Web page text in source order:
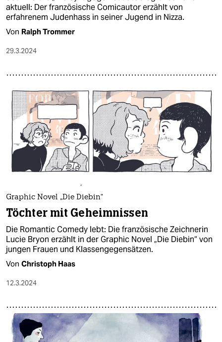
aktuell: Der französische Comicautor erzählt von
erfahrenem Judenhass in seiner Jugend in Nizza.
Von Ralph Trommer
29.3.2024
Graphic Novel „Die Diebin“
Töchter mit Geheimnissen
Die Romantic Comedy lebt: Die französische Zeichnerin
Lucie Bryon erzählt in der Graphic Novel „Die Diebin“ von
jungen Frauen und Klassengegensätzen.
Von Christoph Haas
12.3.2024